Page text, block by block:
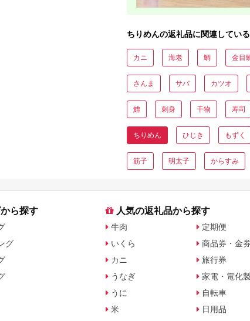
ちりめんの返礼品に関連してい
カニ 海老 鯛 金目
さんま サバ カツオ
鱧 刺身 干物 寿司
ちりめん ひじき もずく
筋子 明太子 からすみ
ら探す
グ
人気の返礼品から探す
牛肉
いくら
カニ
うなぎ
うに
米
定期便
商品券・金券
旅行券
家電・電化
自転車
日用品